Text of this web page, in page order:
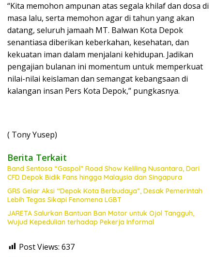
“Kita memohon ampunan atas segala khilaf dan dosa di
masa lalu, serta memohon agar di tahun yang akan
datang, seluruh jamaah MT. Balwan Kota Depok
senantiasa diberikan keberkahan, kesehatan, dan
kekuatan iman dalam menjalani kehidupan. Jadikan
pengajian bulanan ini momentum untuk memperkuat
nilai-nilai keislaman dan semangat kebangsaan di
kalangan insan Pers Kota Depok,” pungkasnya.
( Tony Yusep)
Berita Terkait
Band Sentosa “Gaspol” Road Show Keliling Nusantara, Dari
CFD Depok Bidik Fans hingga Malaysia dan Singapura
GRS Gelar Aksi “Depok Kota Berbudaya”, Desak Pemerintah
Lebih Tegas Sikapi Fenomena LGBT
JARETA Salurkan Bantuan Ban Motor untuk Ojol Tangguh,
Wujud Kepedulian terhadap Pekerja Informal
Post Views: 637